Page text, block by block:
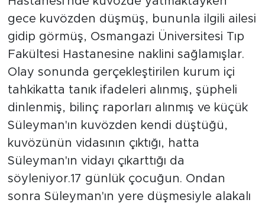
gece kuvözden düşmüş, bununla ilgili ailesi
gidip görmüş, Osmangazi Üniversitesi Tıp
Fakültesi Hastanesine naklini sağlamışlar.
Olay sonunda gerçekleştirilen kurum içi
tahkikatta tanık ifadeleri alınmış, şüpheli
dinlenmiş, bilinç raporları alınmış ve küçük
Süleyman'ın kuvözden kendi düştüğü,
kuvözünün vidasının çıktığı, hatta
Süleyman'ın vidayı çıkarttığı da
söyleniyor.17 günlük çocuğun. Ondan
sonra Süleyman'ın yere düşmesiyle alakalı